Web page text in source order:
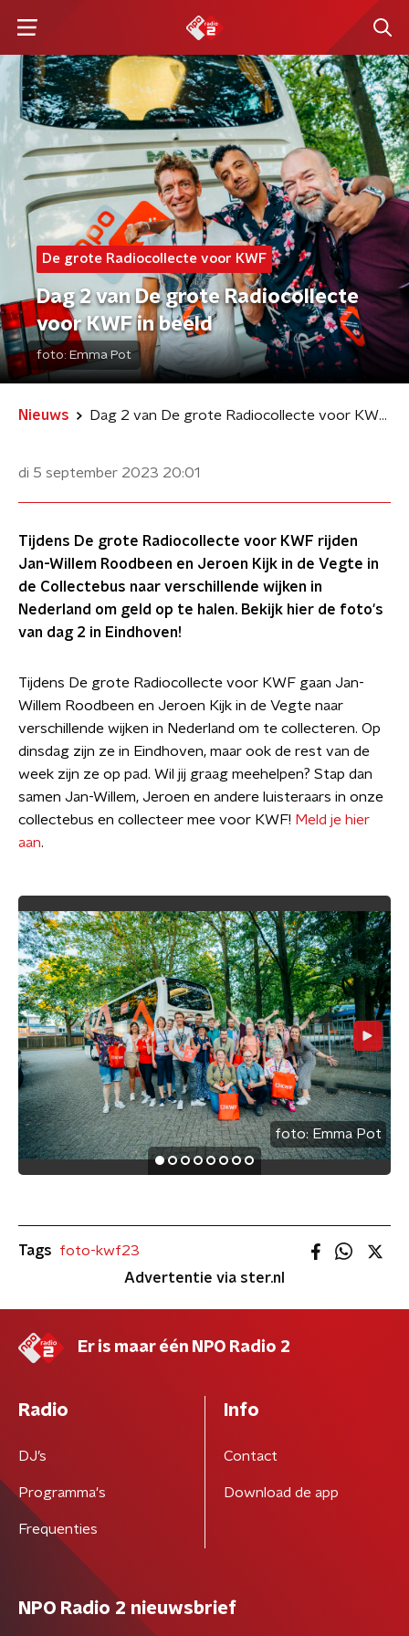
De grote Radiocollecte voor KWF
Dag 2 van De grote Radiocollecte
voor KWF in beeld
foto: Emma Pot
Nieuws Dag 2 van De grote Radiocollecte voor KWF in beeld
di 5 september 2023 20:01
Tijdens De grote Radiocollecte voor KWF rijden
Jan-Willem Roodbeen en Jeroen Kijk in de Vegte in
de Collectebus naar verschillende wijken in
Nederland om geld op te halen. Bekijk hier de foto's
van dag 2 in Eindhoven!
Tijdens De grote Radiocollecte voor KWF gaan Jan-
Willem Roodbeen en Jeroen Kijk in de Vegte naar
verschillende wijken in Nederland om te collecteren. Op
dinsdag zijn ze in Eindhoven, maar ook de rest van de
week zijn ze op pad. Wil jij graag meehelpen? Stap dan
samen Jan-Willem, Jeroen en andere luisteraars in onze
collectebus en collecteer mee voor KWF! Meld je hier
aan.
foto:Emma Pot
Tags
foto-kwf23
Advertentie via ster.nl
Er is maar één NPO Radio 2
Radio
DJ’s
Programma's
Frequenties
Info
Contact
Download de app
NPO Radio 2 nieuwsbrief